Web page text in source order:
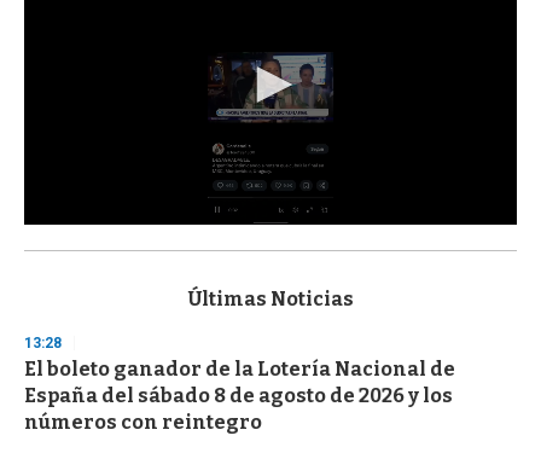
s
d
s
o
f
3
Últimas Noticias
13:28
El boleto ganador de la Lotería Nacional de
España del sábado 8 de agosto de 2026 y los
números con reintegro